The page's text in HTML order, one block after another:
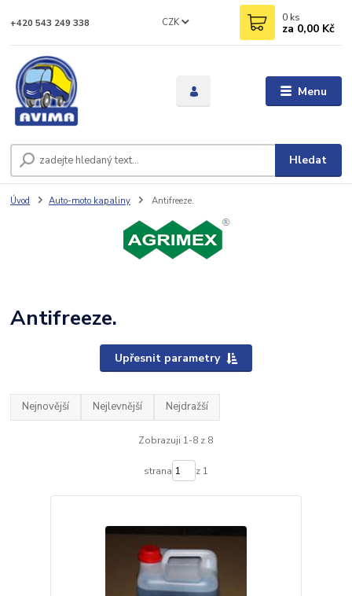
Menu
CZK
Hledat
+420 543 249 338 0 ks
za 0,00 Kč
Úvod Auto-moto kapaliny Antifreeze.
Antifreeze.
Upřesnit parametry
Nejnovější Nejlevnější Nejdražší
Zobrazuji 1-8 z 8
strana z 1